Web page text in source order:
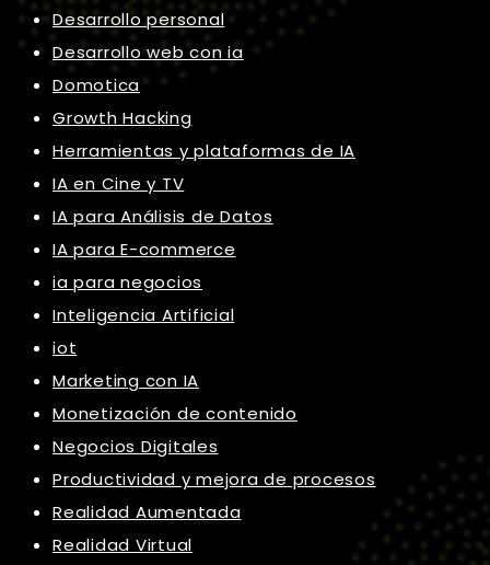
Desarrollo personal
Desarrollo web con ia
Domotica
Growth Hacking
Herramientas y plataformas de IA
IA en Cine y TV
IA para Análisis de Datos
IA para E-commerce
ia para negocios
Inteligencia Artificial
iot
Marketing con IA
Monetización de contenido
Negocios Digitales
Productividad y mejora de procesos
Realidad Aumentada
Realidad Virtual